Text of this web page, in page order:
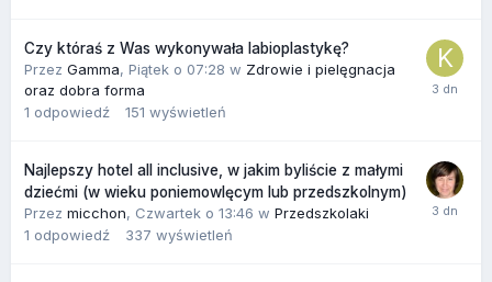
Czy któraś z Was wykonywała labioplastykę?
Przez Gamma, Piątek o 07:28 w Zdrowie i pielęgnacja
oraz dobra forma
1 odpowiedź 151 wyświetleń
Najlepszy hotel all inclusive, w jakim byliście z małymi
dziećmi (w wieku poniemowlęcym lub przedszkolnym)
Przez micchon, Czwartek o 13:46 w Przedszkolaki
1 odpowiedź 337 wyświetleń